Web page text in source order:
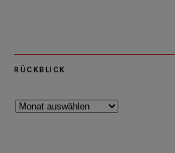
RÜCKBLICK
Rückblick